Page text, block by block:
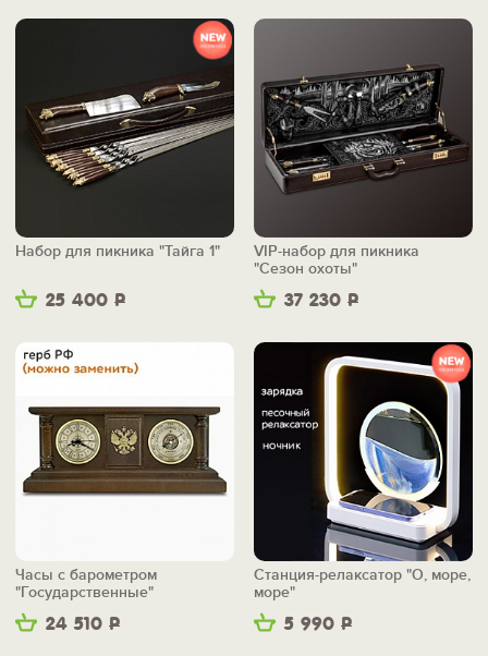
25 400 Р
Набор для пикника "Тайга 1"
37 230 Р
VIP-набор для пикника
"Сезон охоты"
24 510 Р
Часы с барометром
"Государственные"
5 990 Р
Станция-релаксатор "О, море,
море"